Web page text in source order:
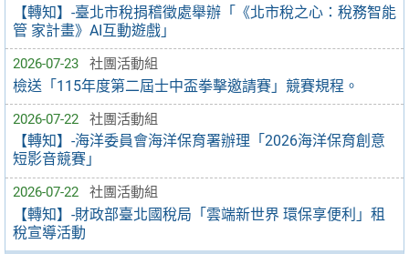
【轉知】-臺北市稅捐稽徵處舉辦「《北市稅之心：稅務智能
管 家計畫》AI互動遊戲」
2026-07-23 社團活動組
檢送「115年度第二屆士中盃拳擊邀請賽」競賽規程。
2026-07-22 社團活動組
【轉知】-海洋委員會海洋保育署辦理「2026海洋保育創意
短影音競賽」
2026-07-22 社團活動組
【轉知】-財政部臺北國稅局「雲端新世界 環保享便利」租
稅宣導活動